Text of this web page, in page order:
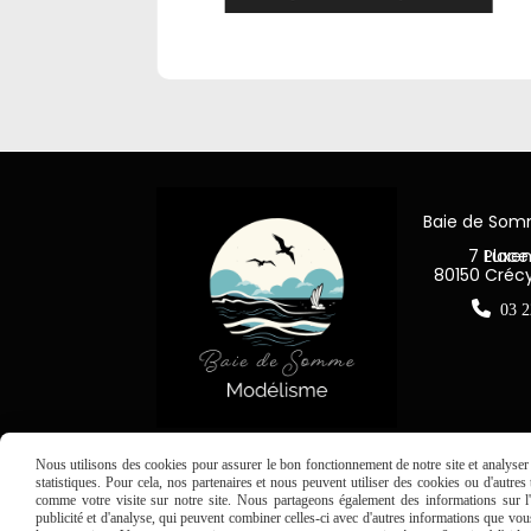
Baie de
7 Place
80150
 03
Nous utilisons des cookies pour assurer le bon fonctionnement de notre site et
statistiques. Pour cela, nos partenaires et nous peuvent utiliser des cookies ou
comme votre visite sur notre site. Nous partageons également des informations
publicité et d'analyse, qui peuvent combiner celles-ci avec d'autres informations que